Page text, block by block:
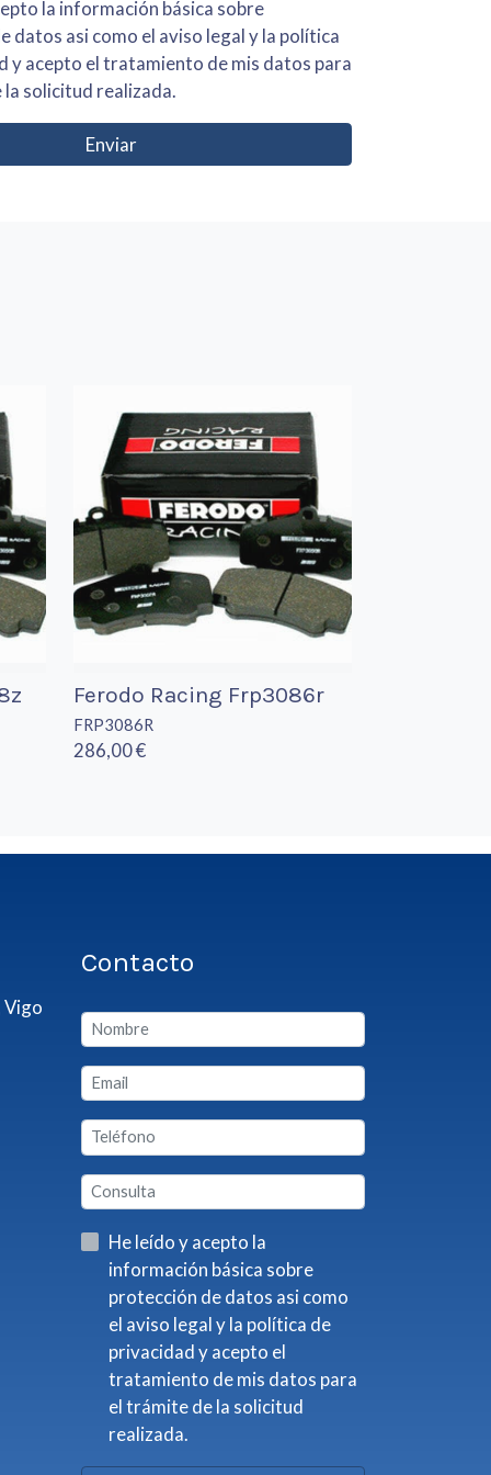
sobre
legal y la política
solicitud realizada.
Enviar
Ferodo Racing Frp3086r
FRP3086R
286,00 €
Vigo
Contacto
He leído y acepto la
información básica sobre
protección de datos asi como
el aviso legal y la política de
privacidad y acepto el
tratamiento de mis datos para
el trámite de la solicitud
realizada.